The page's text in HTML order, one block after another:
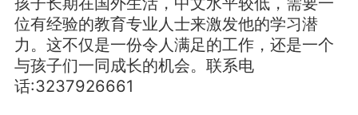
位有经验的教育专业人士来激发他的学习潜
力。这不仅是一份令人满足的工作，还是一个
与孩子们一同成长的机会。联系电
话:3237926661